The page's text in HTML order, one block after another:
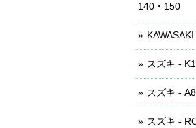
140・150
スズキ -
スズキ -
スズキ -